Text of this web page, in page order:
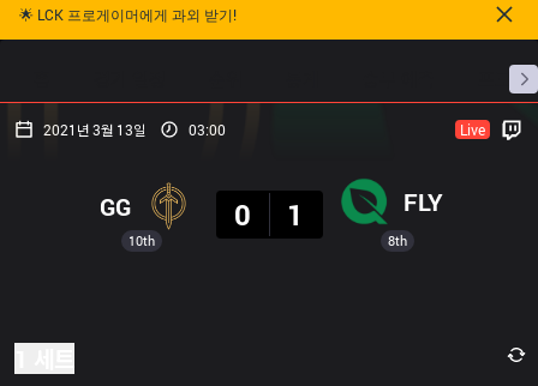
🌟 LCK 프로게이머에게 과외 받기!
프로빌
2021년 3월 13일 03:00 Live
10th
GG
0
1 FLY
8th